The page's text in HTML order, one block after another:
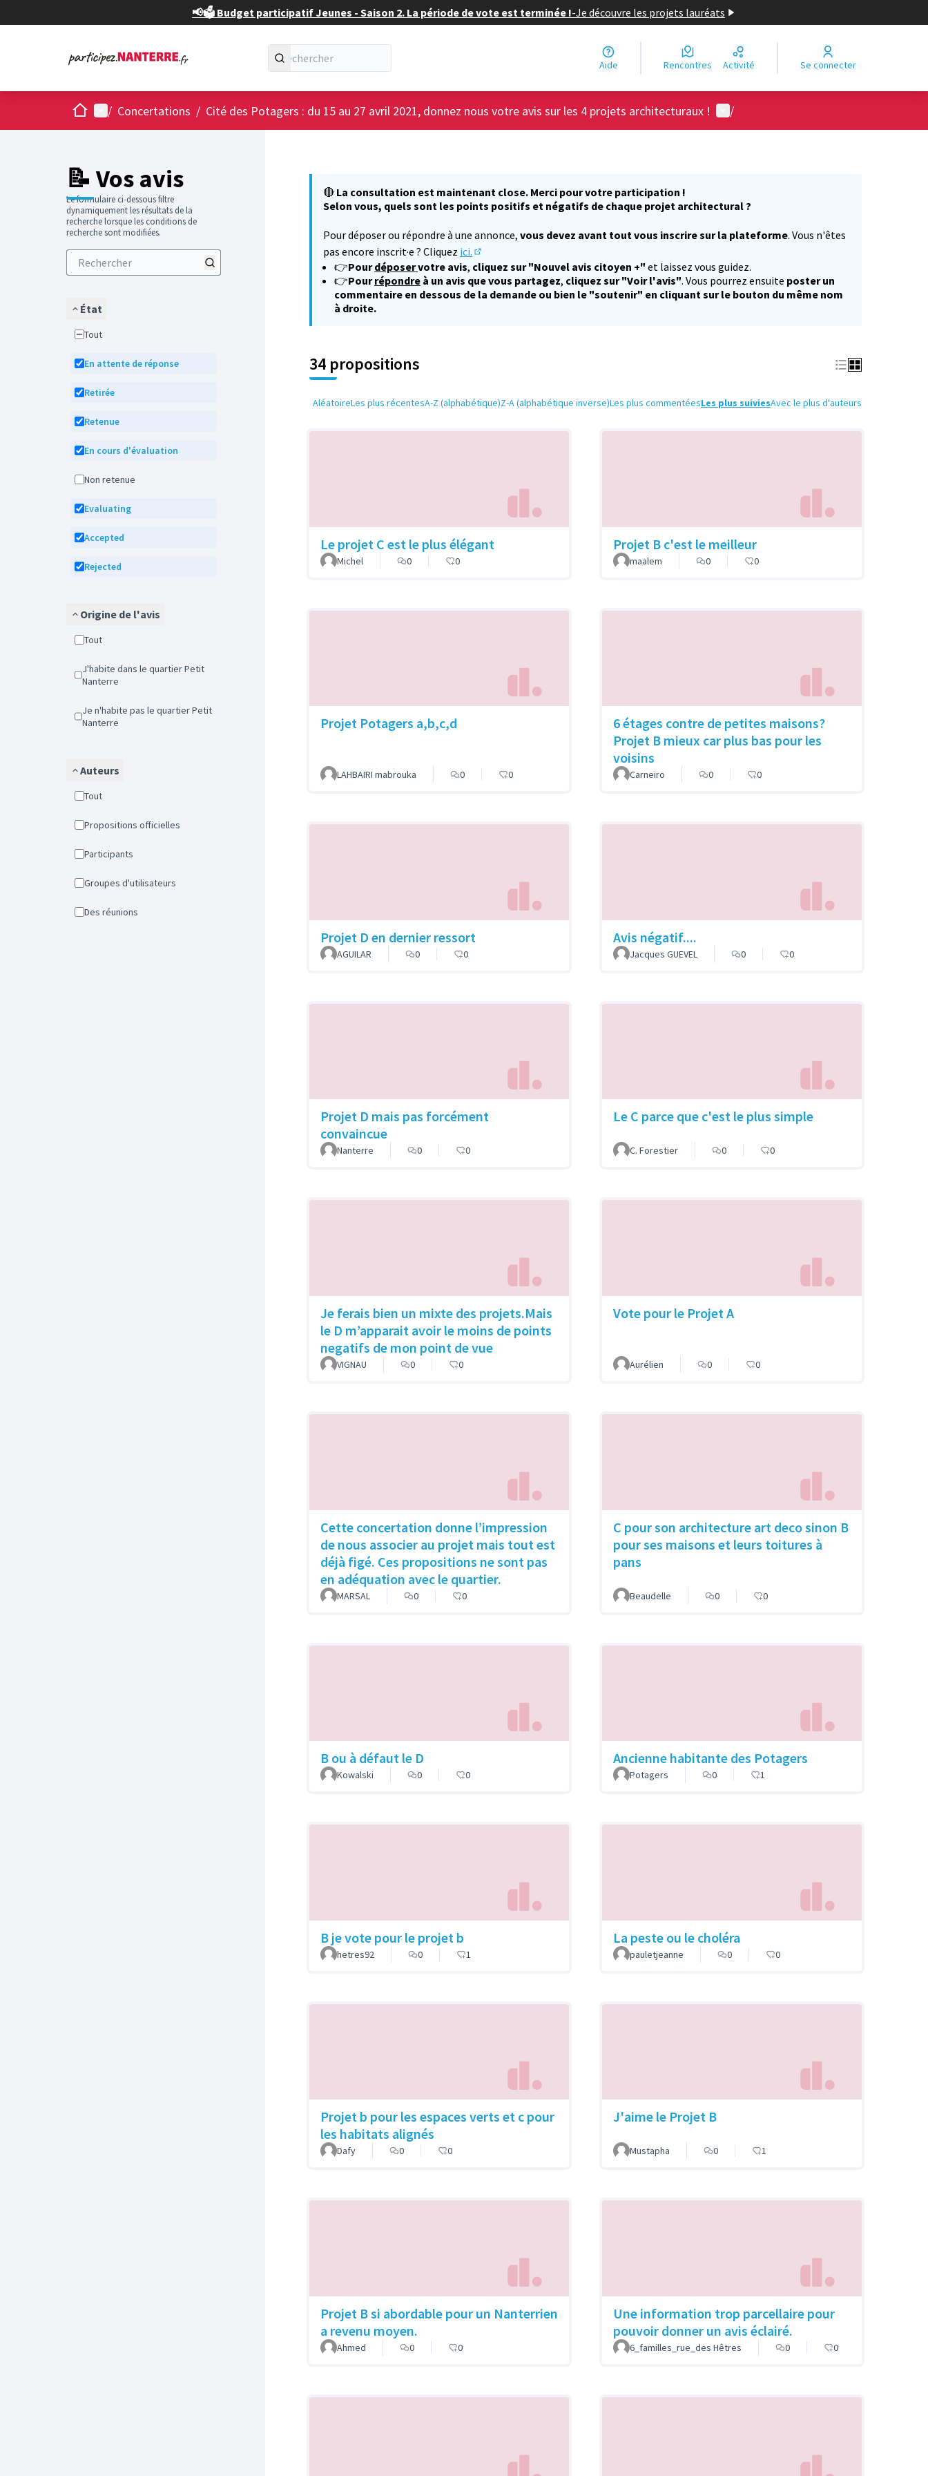
📢🗳️ Budget participatif Jeunes - Saison 2. La période de vote est terminée !-Je découvre les projets lauréats
Aide Rencontres Activité Se connecter
AccueilMenu principal
/ Concertations / Cité des Potagers : du 15 au 27 avril 2021, donnez nous votre avis sur les 4 projets architecturaux ! Menu utilisateur
/
📝 Vos avis
Le formulaire ci-dessous filtre
dynamiquement les résultats de la
recherche lorsque les conditions de
recherche sont modifiées.
État
Tout
En attente de réponse
Retirée
Retenue
En cours d'évaluation
Non retenue
Evaluating
Accepted
Rejected
Origine de l'avis
Tout
J'habite dans le quartier Petit
Nanterre
Je n'habite pas le quartier Petit
Nanterre
Auteurs
Tout
Propositions officielles
Participants
Groupes d'utilisateurs
Des réunions
🔴 La consultation est maintenant close. Merci pour votre participation !
Selon vous, quels sont les points positifs et négatifs de chaque projet architectural ?
Pour déposer ou répondre à une annonce, vous devez avant tout vous inscrire sur la plateforme. Vous n'êtes
pas encore inscrit·e ? Cliquez ici.
(S'ouvre dans un nouvel onglet)
👉Pourdéposervotre avis, cliquez sur "Nouvel avis citoyen +" et laissez vous guidez.
👉Pourrépondre à un avis que vous partagez, cliquez sur "Voir l'avis". Vous pourrez ensuite poster un
commentaire en dessous de la demande ou bien le "soutenir" en cliquant sur le bouton du même nom
à droite.
34 propositions
AléatoireLes plus récentesA-Z (alphabétique)Z-A (alphabétique inverse)Les plus commentéesLes plus suiviesAvec le plus d'auteurs
Le projet C est le plus élégant
Michel 0 0
Projet B c'est le meilleur
maalem 0 0
Projet Potagers a,b,c,d
LAHBAIRI mabrouka 0 0
6 étages contre de petites maisons?
Projet B mieux car plus bas pour les
voisins
Carneiro 0 0
Projet D en dernier ressort
AGUILAR 0 0
Avis négatif....
Jacques GUEVEL 0 0
Projet D mais pas forcément
convaincue
Nanterre 0 0
Le C parce que c'est le plus simple
C. Forestier 0 0
Je ferais bien un mixte des projets.Mais
le D m’apparait avoir le moins de points
negatifs de mon point de vue
VIGNAU 0 0
Vote pour le Projet A
Aurélien 0 0
Cette concertation donne l’impression
de nous associer au projet mais tout est
déjà figé. Ces propositions ne sont pas
en adéquation avec le quartier.
MARSAL 0 0
C pour son architecture art deco sinon B
pour ses maisons et leurs toitures à
pans
Beaudelle 0 0
B ou à défaut le D
Kowalski 0 0
Ancienne habitante des Potagers
Potagers 0 1
B je vote pour le projet b
hetres92 0 1
La peste ou le choléra
pauletjeanne 0 0
Projet b pour les espaces verts et c pour
les habitats alignés
Dafy 0 0
J'aime le Projet B
Mustapha 0 1
Projet B si abordable pour un Nanterrien
a revenu moyen.
Ahmed 0 0
Une information trop parcellaire pour
pouvoir donner un avis éclairé.
6_familles_rue_des Hêtres 0 0